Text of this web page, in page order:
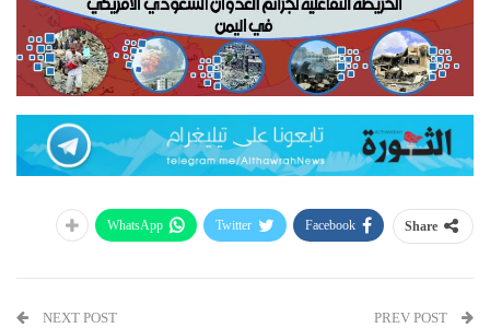
Share
Facebook
Twitter
WhatsApp
NEXT POST